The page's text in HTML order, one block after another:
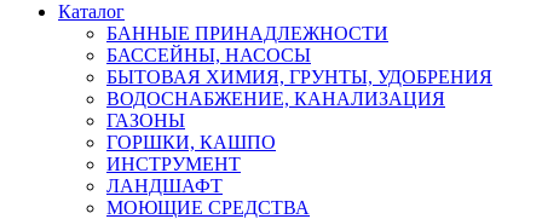
Каталог
БАННЫЕ ПРИНАДЛЕЖНОСТИ
БАССЕЙНЫ, НАСОСЫ
БЫТОВАЯ ХИМИЯ, ГРУНТЫ, УДОБРЕНИЯ
ВОДОСНАБЖЕНИЕ, КАНАЛИЗАЦИЯ
ГАЗОНЫ
ГОРШКИ, КАШПО
ИНСТРУМЕНТ
ЛАНДШАФТ
МОЮЩИЕ СРЕДСТВА